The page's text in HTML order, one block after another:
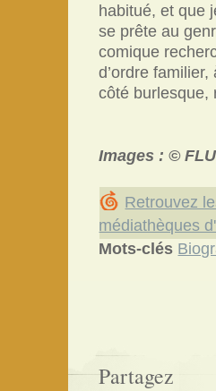
habitué, et que
se prête au
comique
d’ordre
côté burlesque,
Images : ©
Retrouvez
médiathèques
Mots-clés
Partagez